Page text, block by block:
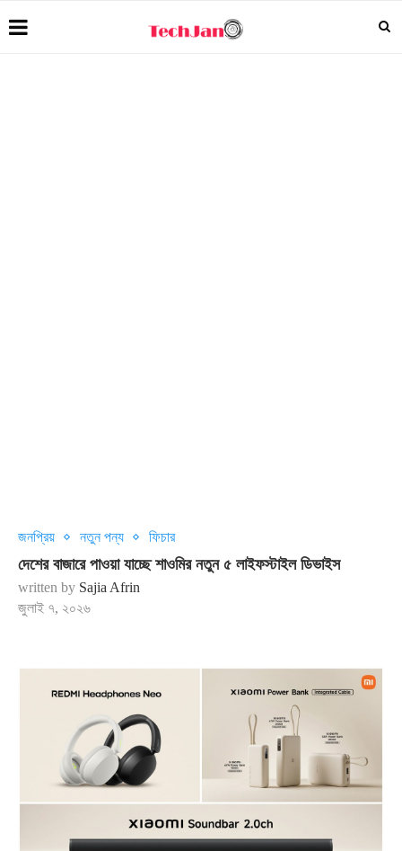
জনপ্রিয় নতুন পন্য ফিচার
দেশের বাজারে পাওয়া যাচ্ছে শাওমির নতুন ৫ লাইফস্টাইল ডিভাইস
written by Sajia Afrin
জুলাই ৭, ২০২৬